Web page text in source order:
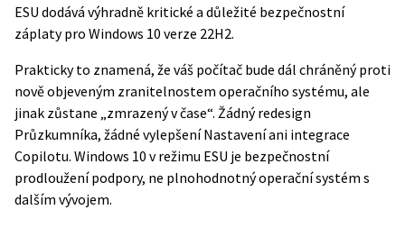
ESU dodává výhradně kritické a důležité bezpečnostní
záplaty pro Windows 10 verze 22H2.
Prakticky to znamená, že váš počítač bude dál chráněný proti
nově objeveným zranitelnostem operačního systému, ale
jinak zůstane „zmrazený v čase“. Žádný redesign
Průzkumníka, žádné vylepšení Nastavení ani integrace
Copilotu. Windows 10 v režimu ESU je bezpečnostní
prodloužení podpory, ne plnohodnotný operační systém s
dalším vývojem.